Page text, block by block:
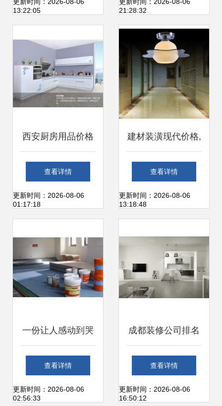
13:22:05
21:28:32
西安厨房用品价格
及十大品牌精选指
南 建材报价与房源
讯
查看详情
更新时间：2026-08-06
01:17:18
建材装潢现代价格,
价格查询,建材装潢
现代怎么样 30 80
利网建材装潢现代
比价
查看详情
更新时间：2026-08-06
13:18:48
一份让人感动到哭
的装修材料清单丨
存好,日后必定有用
查看详情
更新时间：2026-08-06
02:56:33
成都装修公司排名
前十强
查看详情
更新时间：2026-08-06
16:50:12